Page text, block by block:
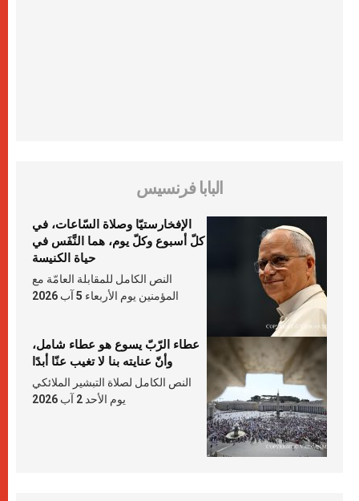
البابا فرنسيس
الإفخارستيّا وصلاة السّاعات، في
كلّ أسبوع وكلّ يوم، هما النَّفَس في
حياة الكنيسة
النص الكامل للمقابلة العامّة مع
المؤمنين يوم الأربعاء 5 آب 2026
عطاء الرّبّ يسوع هو عطاء شامل،
وأنّ عنايته بنا لا تغيب عنّا أبدًا
النص الكامل لصلاة التبشير الملائكي
يوم الأحد 2 آب 2026